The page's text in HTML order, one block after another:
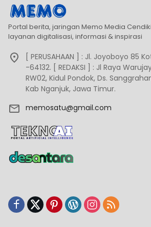
Portal berita, jaringan Memo Media
layanan digitalisasi, informasi & inspirasi
[ PERUSAHAAN ] : Jl. Joyoboyo 85
-64132. [ REDAKSI ] : Jl Raya
RW02, Kidul Pondok, Ds.
Kab Nganjuk, Jawa Timur.
memosatu@gmail.com